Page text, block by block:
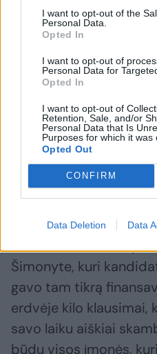
I want to opt-out of the
Personal Data.
Opted In
I want to opt-out of
Personal Data for
Opted In
I want to opt-out of
Retention, Sale, and/or
Personal Data that Is
Purposes for which it was
Opted Out
CONFIRM
Data Deletion Data
netirti, vadovaujasi
„Kai turime G.
pradedami kelti jūsų
to, kad gavo paramą
vienokį ar kitokį
frakcija rengia
rengiama tam tikrai
klausimams.
Šimonyte, kuri
gavo tam tikrą
erdvėje kilo klausimai,
savo laiku aiškiai
būdu visos įmonės,